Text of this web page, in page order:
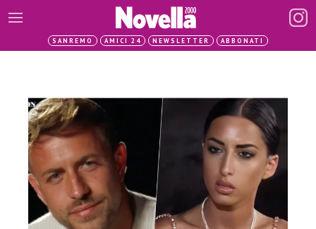
SANREMO AMICI 24 NEWSLETTER ABBONATI